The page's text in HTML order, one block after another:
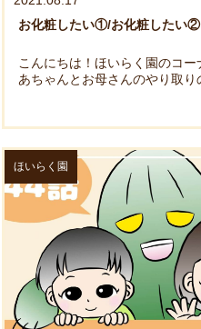
お化粧したい①/お化粧したい②
こんにちは！ほいらく園のコ
あちゃんとお母さんのやり取り
ほいらく園